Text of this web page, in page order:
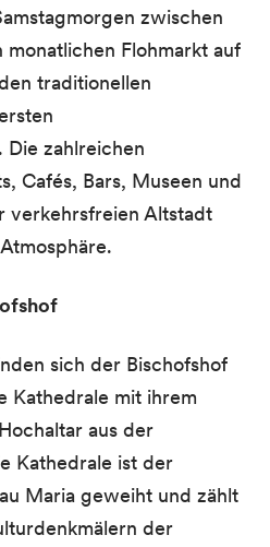
zwischen
Flohmarkt auf
traditionellen
zahlreichen
Cafés, Bars, Museen und
verkehrsfreien Altstadt
sich der Bischofshof
Kathedrale mit ihrem
aus der
Kathedrale ist der
Maria geweiht und zählt
der